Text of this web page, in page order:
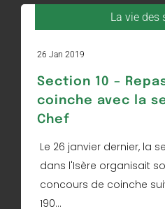
La vie des
26 Jan 2019
Section 10 –
coinche avec la
Chef
Le 26 janvier dernier, la
dans l'Isère organisait
concours de coinche
190...